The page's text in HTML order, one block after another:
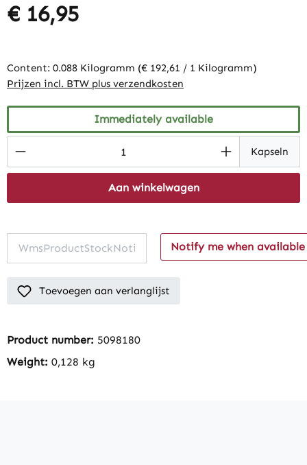
€ 16,95
Content: 0.088 Kilogramm (€ 192,61 / 1 Kilogramm)
Prijzen incl. BTW plus verzendkosten
Immediately available
Product Quantity: Enter the desiredKapseln
Aan winkelwagen
Notify me when available
Toevoegen aan verlanglijst
Product number: 5098180
Weight: 0,128 kg